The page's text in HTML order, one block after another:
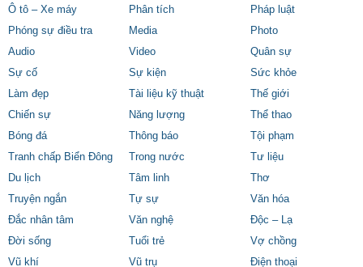
Ô tô – Xe máy
Phân tích
Pháp luật
Phóng sự điều tra
Media
Photo
Audio
Video
Quân sự
Sự cố
Sự kiện
Sức khỏe
Làm đẹp
Tài liệu kỹ thuật
Thế giới
Chiến sự
Năng lượng
Thể thao
Bóng đá
Thông báo
Tội phạm
Tranh chấp Biển Đông
Trong nước
Tư liệu
Du lịch
Tâm linh
Thơ
Truyện ngắn
Tự sự
Văn hóa
Đắc nhân tâm
Văn nghệ
Độc – Lạ
Đời sống
Tuổi trẻ
Vợ chồng
Vũ khí
Vũ trụ Điện thoại